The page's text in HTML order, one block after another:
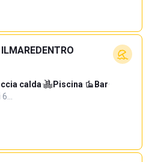
calda· Piscina· Bar·